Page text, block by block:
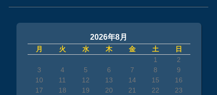
2026年8月
月 火 水 木 金 土
日
1
2
3
4 5 6 7 8
9
10
11 12 13 14 15
16
17
18 19 20 21 22
23